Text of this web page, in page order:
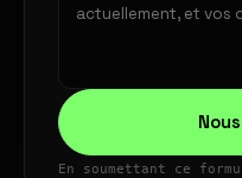
En soumettant ce